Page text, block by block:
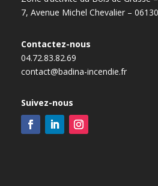
7, Avenue Michel Chevalier –
Contactez-nous
04.72.83.82.69
contact@badina-incendie.fr
Suivez-nous